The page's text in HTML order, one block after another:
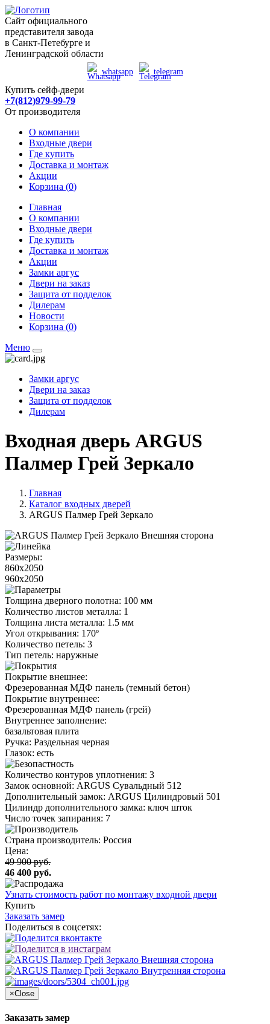
Сайт официального
представителя завода
в Санкт-Петебурге и
Ленинградской области
whatsapp telegram
Купить сейф-двери
+7(812)979-99-79
От производителя
О компании
Входные двери
Где купить
Доставка и монтаж
Акции
Корзина (0)
Главная
О компании
Входные двери
Где купить
Доставка и монтаж
Акции
Замки аргус
Двери на заказ
Защита от подделок
Дилерам
Новости
Корзина (0)
Меню
Замки аргус
Двери на заказ
Защита от подделок
Дилерам
Входная дверь ARGUS
Палмер Грей Зеркало
Главная
Каталог входных дверей
ARGUS Палмер Грей Зеркало
Размеры:
860x2050
960x2050
Толщина дверного полотна: 100 мм
Количество листов металла: 1
Толщина листа металла: 1.5 мм
Угол открывания: 170º
Количество петель: 3
Тип петель: наружные
Покрытие внешнее:
Фрезерованная МДФ панель (темный бетон)
Покрытие внутреннее:
Фрезерованная МДФ панель (грей)
Внутреннее заполнение:
базальтовая плита
Ручка: Раздельная черная
Глазок: есть
Количество контуров уплотнения: 3
Замок основной: ARGUS Сувальдный 512
Дополнительный замок: ARGUS Цилиндровый 501
Цилиндр дополнительного замка: ключ шток
Число точек запирания: 7
Страна производитель: Россия
Цена:
49 900 руб.
46 400 руб.
Узнать стоимость работ по монтажу входной двери
Купить
Заказать замер
Поделиться в соцсетях:
×Close
Заказать замер